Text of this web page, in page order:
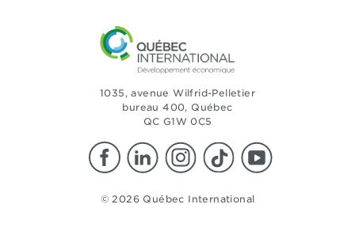
1035, avenue Wilfrid-Pelletier
bureau 400, Québec
QC G1W 0C5
© 2026 Québec International